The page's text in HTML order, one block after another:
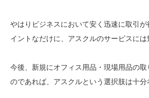
やはりビジネスにおいて安く迅速に取引
イントなだけに、アスクルのサービスには
今後、新規にオフィス用品・現場用品の
のであれば、アスクルという選択肢は十分